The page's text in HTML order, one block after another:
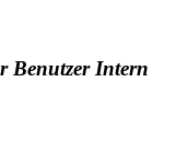
Benutzer Intern